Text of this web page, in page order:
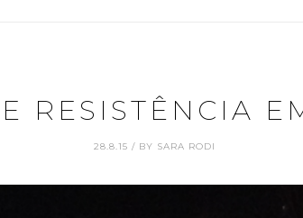
RESISTÊNCIA
28.8.15 / BY SARA RODI